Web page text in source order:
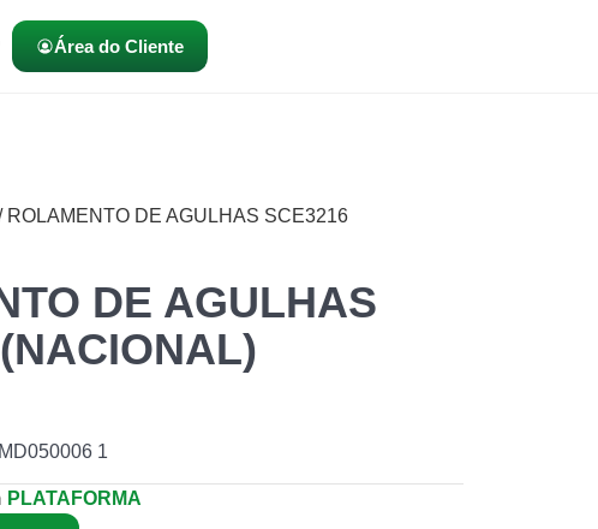
Área do Cliente
ROLAMENTO DE AGULHAS SCE3216
DE AGULHAS
1
PLATAFORMA